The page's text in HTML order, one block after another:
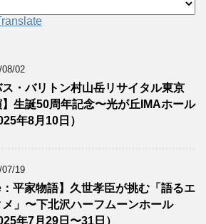
08/02
ス・バリトン村山岳リサイタル東京
生誕50周年記念〜光が丘IMAホール
年8月10日）
07/19
：平家物語】久世孝臣が挑む「語るエ
メ」〜下北沢ハーフムーンホール
年7月29日〜31日）